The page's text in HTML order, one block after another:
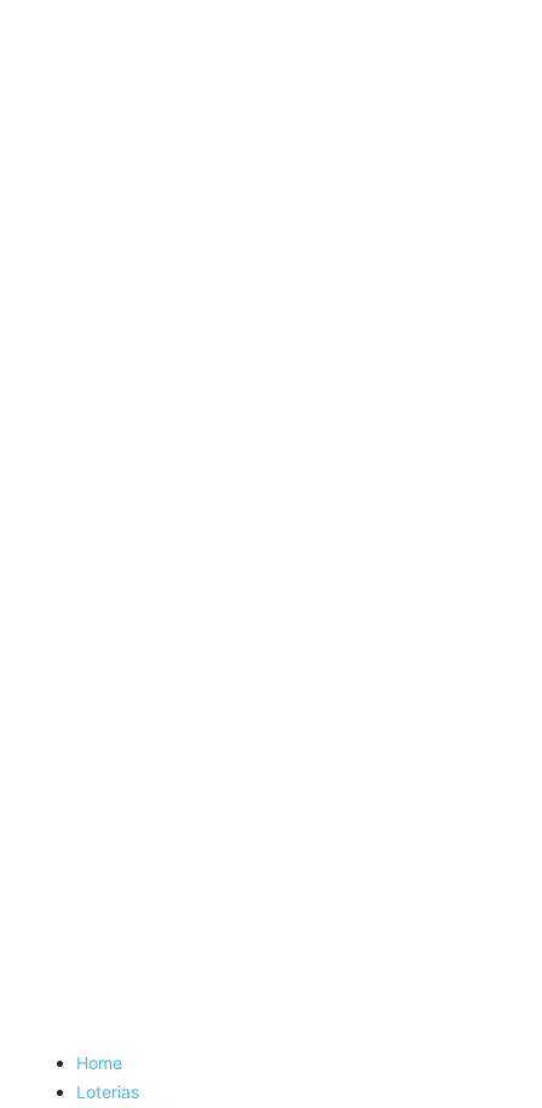
Home
Loterias